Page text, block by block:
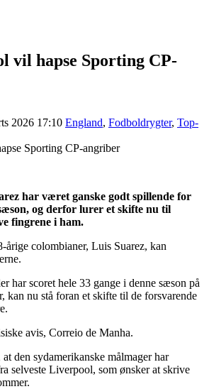
vil hapse Sporting CP-
2026 17:10 England, Fodboldrygter, Top-
har været ganske godt spillende for
, og derfor lurer et skifte nu til
fingrene i ham.
colombianer, Luis Suarez, kan
har scoret hele 33 gange i denne sæson på
kan nu stå foran et skifte til de forsvarende
avis, Correio de Manha.
den sydamerikanske målmager har
selveste Liverpool, som ønsker at skrive